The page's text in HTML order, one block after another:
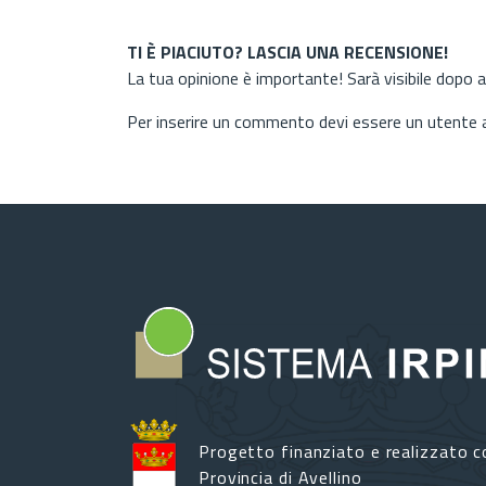
TI È PIACIUTO? LASCIA UNA RECENSIONE!
La tua opinione è importante! Sarà visibile dopo
Per inserire un commento devi essere un
Progetto finanziato e realizzato
Provincia di Avellino